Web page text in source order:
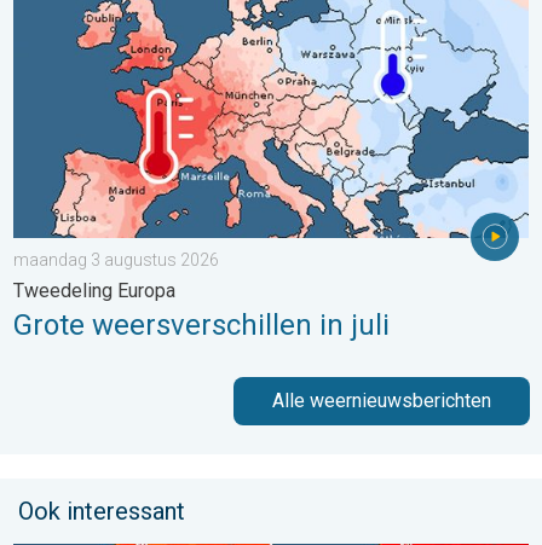
maandag 3 augustus 2026
Tweedeling Europa
Grote weersverschillen in juli
Alle weernieuwsberichten
Ook interessant